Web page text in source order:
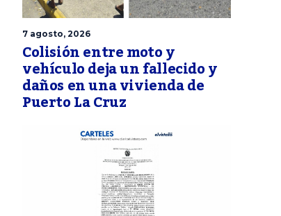
7 agosto, 2026
Colisión entre moto y
vehículo deja un fallecido y
daños en una vivienda de
Puerto La Cruz